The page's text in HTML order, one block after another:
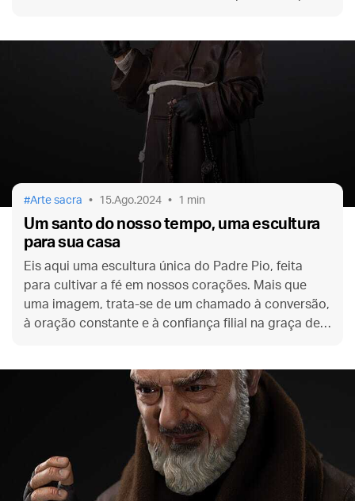
Arte sacra 15.Ago.2024 1 min
Um santo do nosso tempo, uma escultura
para sua casa
Eis aqui uma escultura única do Padre Pio, feita
para cultivar a fé em nossos corações. Mais que
uma imagem, trata-se de um chamado à conversão,
à oração constante e à confiança filial na graça de